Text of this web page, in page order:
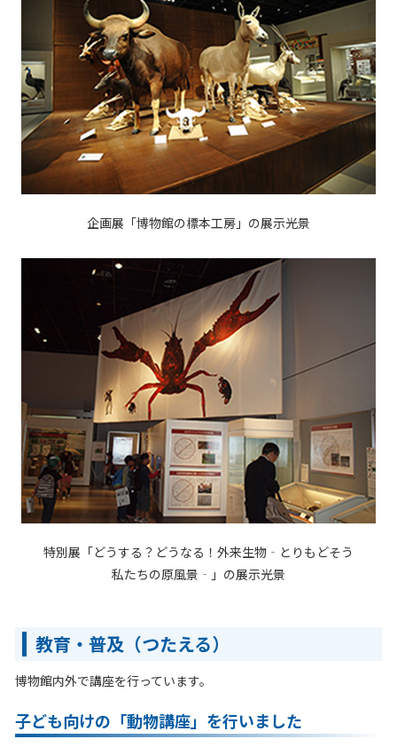
企画展「博物館の標本工房」の展示光景
特別展「どうする？どうなる！外来生物‐とりもどそう
私たちの原風景‐」の展示光景
教育・普及（つたえる）
博物館内外で講座を行っています。
子ども向けの「動物講座」を行いました